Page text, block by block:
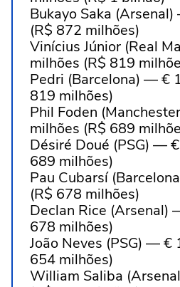
Bukayo Saka
(R$ 872 milhões)
Vinícius Júnior (Real
milhões (R$ 819
Pedri (Barcelona) — €
819 milhões)
Phil Foden
milhões (R$ 689
Désiré Doué (PSG) —
689 milhões)
Pau Cubarsí
(R$ 678 milhões)
Declan Rice (Arsenal)
678 milhões)
João Neves (PSG) — €
654 milhões)
William Saliba